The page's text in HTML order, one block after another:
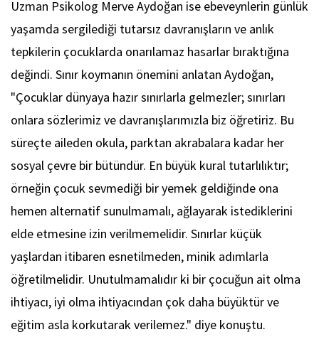
Uzman Psikolog Merve Aydoğan ise ebeveynlerin günlük
yaşamda sergilediği tutarsız davranışların ve anlık
tepkilerin çocuklarda onarılamaz hasarlar bıraktığına
değindi. Sınır koymanın önemini anlatan Aydoğan,
"Çocuklar dünyaya hazır sınırlarla gelmezler; sınırları
onlara sözlerimiz ve davranışlarımızla biz öğretiriz. Bu
süreçte aileden okula, parktan akrabalara kadar her
sosyal çevre bir bütündür. En büyük kural tutarlılıktır;
örneğin çocuk sevmediği bir yemek geldiğinde ona
hemen alternatif sunulmamalı, ağlayarak istediklerini
elde etmesine izin verilmemelidir. Sınırlar küçük
yaşlardan itibaren esnetilmeden, minik adımlarla
öğretilmelidir. Unutulmamalıdır ki bir çocuğun ait olma
ihtiyacı, iyi olma ihtiyacından çok daha büyüktür ve
eğitim asla korkutarak verilemez." diye konuştu.